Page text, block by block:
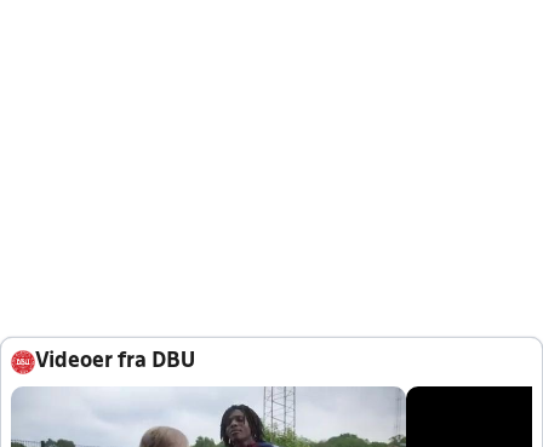
Videoer fra DBU